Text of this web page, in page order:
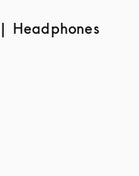
Headphones